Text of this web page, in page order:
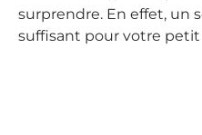
surprendre. En effet, un
suffisant pour votre petit